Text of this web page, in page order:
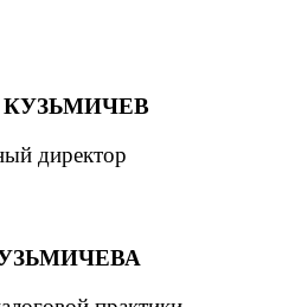
директор